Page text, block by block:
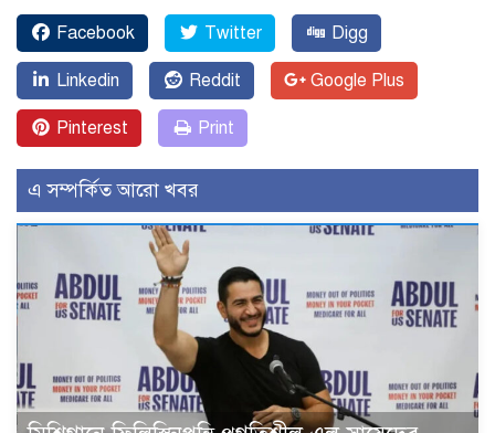
Facebook Twitter Digg
Linkedin Reddit Google Plus
Pinterest Print
এ সম্পর্কিত আরো খবর